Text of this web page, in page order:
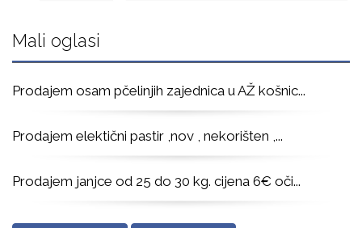
Mali oglasi
Prodajem osam pčelinjih zajednica u AŽ košnic...
Prodajem elektični pastir ,nov , nekorišten , ...
Prodajem janjce od 25 do 30 kg. cijena 6€ oči...